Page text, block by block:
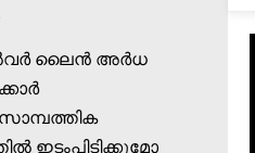
ലൈൻ അർധ
ഇടംപിടിക്കുമോ